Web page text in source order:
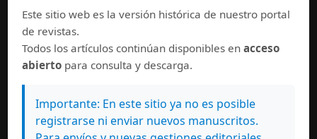
DORA
Revista de Lenguas Modernasse encuentra en los
siguientes índices y repositorios:
Este sitio web es la versión histórica de nuestro portal
de revistas.
Todos los artículos continúan disponibles enacceso
abierto para consulta y descarga.
Importante: En este sitio ya no es posible
registrarse ni enviar nuevos manuscritos.